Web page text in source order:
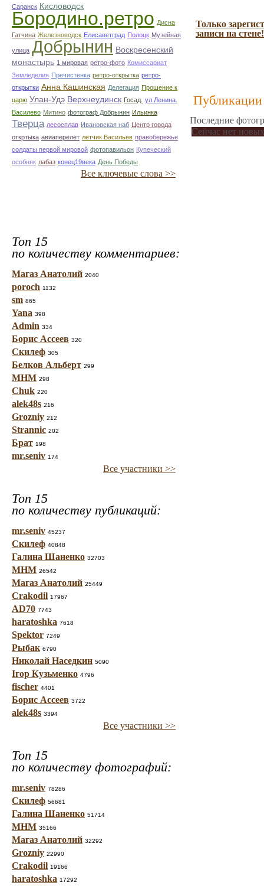
Саранск Кисловодск
Бородино.ретро Дисна
Гатчина Железноводск Елисаветград Полоцк Музейная
улица Добрынин Воскресенский
монастырь 1 мировая ретро-фото Комиссариат
Земледелия Пречистенка ретро-открытка ретро-
открытки Анна Кашинская Делегация Прошение к
царю Улан-Удэ Верхнеудинск Госад. ул.Ленина.
Василево Митино фотограф Добрынин Ильинка
Тверца лесосплав Ивановская наб Центр города
откртыка авиаперелет летчик Васильев правобережье
солдаты первой мировой фотопавильон Купеческий
особняк лабаз конец19века День Победы
Все ключевые слова >>
Топ 15
по количеству комментариев:
Магаз Анатолий 2040
poroch 1132
sm 865
Yana 398
Admin 334
Борис Ассеев 320
Скилеф 305
Белков Альберт 299
МНМ 298
Chuk 220
alek48s 216
Grozniy 212
Strannic 202
Брат 198
mr.seniv 174
Все участники >>
Топ 15
по количеству публикаций:
mr.seniv 45237
Скилеф 40848
Галина Шаненко 32703
МНМ 26542
Магаз Анатолий 25449
Crakodil 17967
AD70 7743
haratoshka 7618
Spektor 7249
Рыбак 6790
Николай Наседкин 5090
Ігор Кузьменко 4796
fischer 4401
Борис Ассеев 3722
alek48s 3394
Все участники >>
Топ 15
по количеству фотографий:
mr.seniv 78286
Скилеф 56681
Галина Шаненко 51714
МНМ 35166
Магаз Анатолий 32292
Grozniy 22990
Crakodil 19166
haratoshka 17292
Только
записи на стене!
Публикации
Последние
Сейчас нет